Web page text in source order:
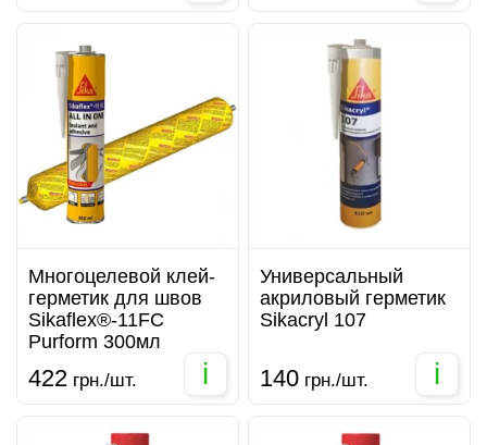
Многоцелевой клей-
герметик для швов
Sikaflex®-11FC
Purform 300мл
422 грн./шт. i
Универсальный
акриловый герметик
Sikacryl 107
140 грн./шт. i